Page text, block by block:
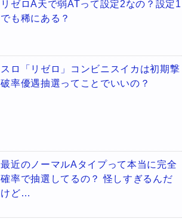
リゼロA天で弱ATって設定2なの？設定1
でも稀にある？
スロ「リゼロ」コンビニスイカは初期撃
破率優遇抽選ってことでいいの？
最近のノーマルAタイプって本当に完全
確率で抽選してるの？ 怪しすぎるんだ
けど…